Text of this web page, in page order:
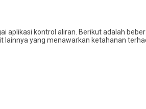
aplikasi kontrol aliran. Berikut adalah
yang menawarkan ketahanan